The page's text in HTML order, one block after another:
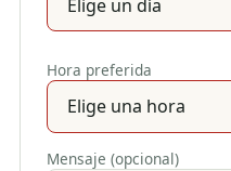
Hora preferida
Mensaje (opcional)